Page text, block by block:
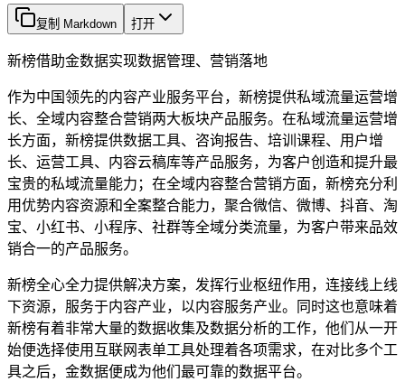
复制 Markdown 打开
新榜借助金数据实现数据管理、营销落地
作为中国领先的内容产业服务平台，新榜提供私域流量运营增
长、全域内容整合营销两大板块产品服务。在私域流量运营增
长方面，新榜提供数据工具、咨询报告、培训课程、用户增
长、运营工具、内容云稿库等产品服务，为客户创造和提升最
宝贵的私域流量能力；在全域内容整合营销方面，新榜充分利
用优势内容资源和全案整合能力，聚合微信、微博、抖音、淘
宝、小红书、小程序、社群等全域分类流量，为客户带来品效
销合一的产品服务。
新榜全心全力提供解决方案，发挥行业枢纽作用，连接线上线
下资源，服务于内容产业，以内容服务产业。同时这也意味着
新榜有着非常大量的数据收集及数据分析的工作，他们从一开
始便选择使用互联网表单工具处理着各项需求，在对比多个工
具之后，金数据便成为他们最可靠的数据平台。